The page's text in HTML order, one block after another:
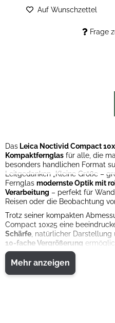
Frage
Auf Wunschzettel
Das Leica Noctivid Compact
Kompaktfernglas für alle, die
besonders handlichen Format
Leitgedanken „Kleine Größe –
Fernglas modernste Optik mit
Verarbeitung – perfekt für
Reisen oder die Beobachtung
Trotz seiner kompakten
Compact 10x25 eine
Schärfe , natürlicher
10-fache Vergrößerung
während daskompakte 25-mm-
leichtes und mobiles Handling
Diegriffige, stoßfeste
Mehr anzeigen